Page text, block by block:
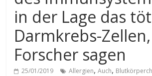
in der Lage das
Darmkrebs-
Forscher sagen
25/01/2019 Allergien,Auch,